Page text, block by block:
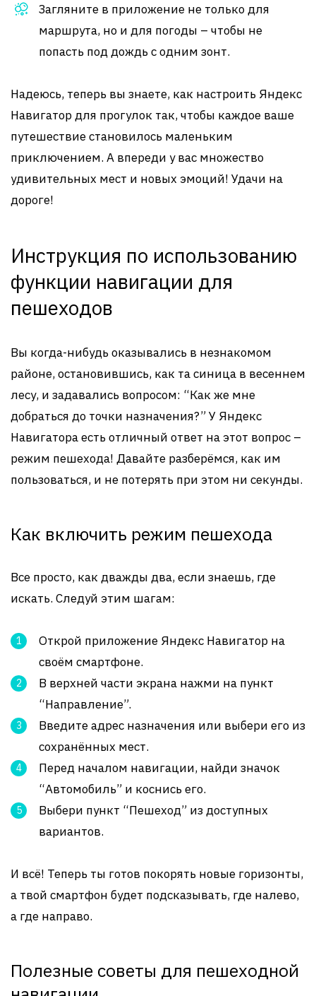
Загляните в приложение не только для
маршрута, но и для погоды – чтобы не
попасть под дождь с одним зонт.
Надеюсь, теперь вы знаете, как настроить Яндекс
Навигатор для прогулок так, чтобы каждое ваше
путешествие становилось маленьким
приключением. А впереди у вас множество
удивительных мест и новых эмоций! Удачи на
дороге!
Инструкция по использованию
функции навигации для
пешеходов
Вы когда-нибудь оказывались в незнакомом
районе, остановившись, как та синица в весеннем
лесу, и задавались вопросом: “Как же мне
добраться до точки назначения?” У Яндекс
Навигатора есть отличный ответ на этот вопрос –
режим пешехода! Давайте разберёмся, как им
пользоваться, и не потерять при этом ни секунды.
Как включить режим пешехода
Все просто, как дважды два, если знаешь, где
искать. Следуй этим шагам:
Открой приложение Яндекс Навигатор на
своём смартфоне.
В верхней части экрана нажми на пункт
“Направление”.
Введите адрес назначения или выбери его из
сохранённых мест.
Перед началом навигации, найди значок
“Автомобиль” и коснись его.
Выбери пункт “Пешеход” из доступных
вариантов.
И всё! Теперь ты готов покорять новые горизонты,
а твой смартфон будет подсказывать, где налево,
а где направо.
Полезные советы для пешеходной